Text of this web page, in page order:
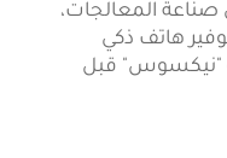
المعالجات،
هاتف ذكي
"نيكسوس" قبل